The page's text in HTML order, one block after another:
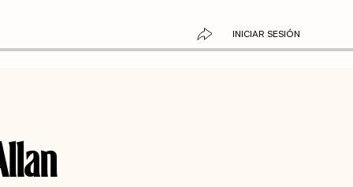
INICIAR SESIÓN